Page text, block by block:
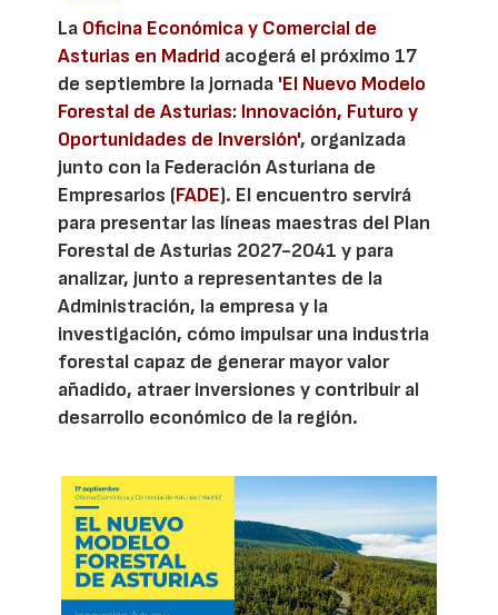
La Oficina Económica y Comercial de
Asturias en Madrid acogerá el próximo 17
de septiembre la jornada 'El Nuevo Modelo
Forestal de Asturias: Innovación, Futuro y
Oportunidades de Inversión', organizada
junto con la Federación Asturiana de
Empresarios (FADE). El encuentro servirá
para presentar las líneas maestras del Plan
Forestal de Asturias 2027-2041 y para
analizar, junto a representantes de la
Administración, la empresa y la
investigación, cómo impulsar una industria
forestal capaz de generar mayor valor
añadido, atraer inversiones y contribuir al
desarrollo económico de la región.